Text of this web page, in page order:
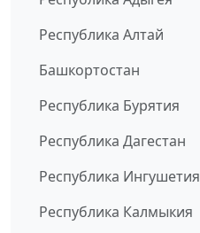
Республика Алтай
Башкортостан
Республика Бурятия
Республика Дагестан
Республика Ингушетия
Республика Калмыкия